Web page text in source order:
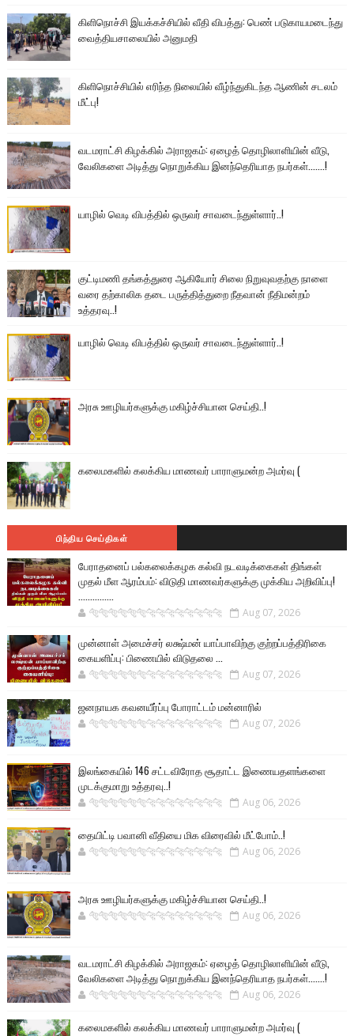
கிளிநொச்சி இயக்கச்சியில் வீதி விபத்து: பெண் படுகாயமடைந்து
வைத்தியசாலையில் அனுமதி
கிளிநொச்சியில் எரிந்த நிலையில் வீழ்ந்துகிடந்த ஆணின் சடலம்
மீட்பு!
வடமராட்சி கிழக்கில் அராஜகம்: ஏழைத் தொழிலாளியின் வீடு,
வேலிகளை அடித்து நொறுக்கிய இனந்தெரியாத நபர்கள்.......!
யாழில் வெடி விபத்தில் ஒருவர் சாவடைந்துள்ளார்..!
குட்டிமணி தங்கத்துரை ஆகியோர் சிலை நிறுவுவதற்கு நாளை
வரை தற்காலிக தடை பருத்தித்துறை நீதவான் நீதிமன்றம்
உத்தரவு..!
யாழில் வெடி விபத்தில் ஒருவர் சாவடைந்துள்ளார்..!
அரசு ஊழியர்களுக்கு மகிழ்ச்சியான செய்தி..!
கலைமகளில் கலக்கிய மாணவர் பாராளுமன்ற அமர்வு (
பிந்திய செய்திகள்
பேராதனைப் பல்கலைக்கழக கல்வி நடவடிக்கைகள் திங்கள்
முதல் மீள ஆரம்பம்: விடுதி மாணவர்களுக்கு முக்கிய அறிவிப்பு!
...............
🐅🐅🐅🐅🐅🐅🐆🐆🐆🐆🐆🐆🐆🐆 Aug 07, 2026
முன்னாள் அமைச்சர் லக்ஷ்மன் யாப்பாவிற்கு குற்றப்பத்திரிகை
கையளிப்பு: பிணையில் விடுதலை ...
🐅🐅🐅🐅🐅🐅🐆🐆🐆🐆🐆🐆🐆🐆 Aug 07, 2026
ஜனநாயக கவனயீர்ப்பு போராட்டம் மன்னாரில்
🐅🐅🐅🐅🐅🐅🐆🐆🐆🐆🐆🐆🐆🐆 Aug 07, 2026
இலங்கையில் 146 சட்டவிரோத சூதாட்ட இணையதளங்களை
முடக்குமாறு உத்தரவு..!
🐅🐅🐅🐅🐅🐅🐆🐆🐆🐆🐆🐆🐆🐆 Aug 06, 2026
தையிட்டி பவானி வீதியை மிக விரைவில் மீட்போம்..!
🐅🐅🐅🐅🐅🐅🐆🐆🐆🐆🐆🐆🐆🐆 Aug 06, 2026
அரசு ஊழியர்களுக்கு மகிழ்ச்சியான செய்தி..!
🐅🐅🐅🐅🐅🐅🐆🐆🐆🐆🐆🐆🐆🐆 Aug 06, 2026
வடமராட்சி கிழக்கில் அராஜகம்: ஏழைத் தொழிலாளியின் வீடு,
வேலிகளை அடித்து நொறுக்கிய இனந்தெரியாத நபர்கள்.......!
🐅🐅🐅🐅🐅🐅🐆🐆🐆🐆🐆🐆🐆🐆 Aug 06, 2026
கலைமகளில் கலக்கிய மாணவர் பாராளுமன்ற அமர்வு (